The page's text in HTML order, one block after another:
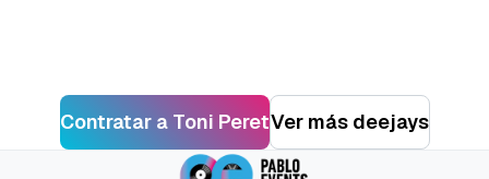
Contratar a Toni PeretVer más deejays